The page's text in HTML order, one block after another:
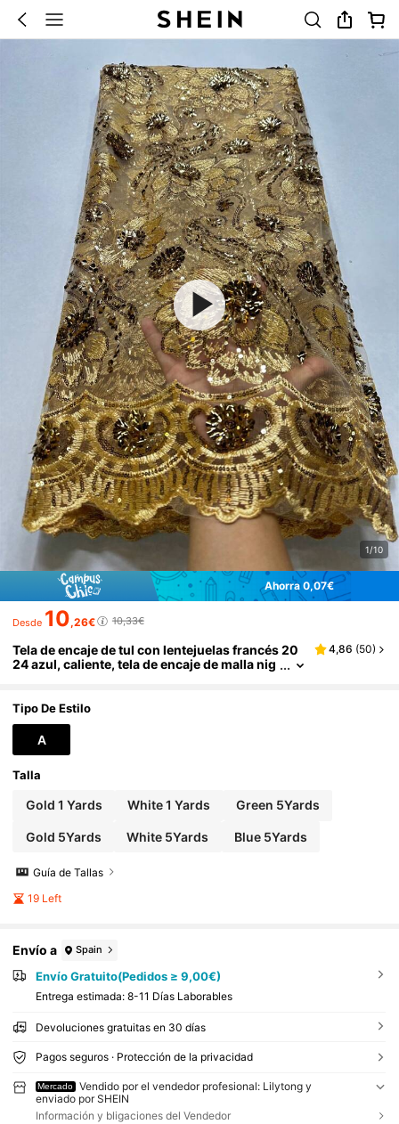
1/10
Ahorra 0,07€
Desde 10,26€ 10,33€
Tela de encaje de tul con lentejuelas francés 20
24 azul, caliente, tela de encaje de malla nig
4,86 (50)
Tipo De Estilo
A
Talla
Gold 1 Yards White 1 Yards Green 5Yards
Gold 5Yards White 5Yards Blue 5Yards
Guía de Tallas
19 Left
Envío a Spain
Envío Gratuito(Pedidos ≥ 9,00€)
Entrega estimada: 8-11 Días Laborables
Devoluciones gratuitas en 30 días
Pagos seguros · Protección de la privacidad
Mercado
Vendido por el vendedor profesional: Lilytong y
enviado por SHEIN
Información y bligaciones del Vendedor